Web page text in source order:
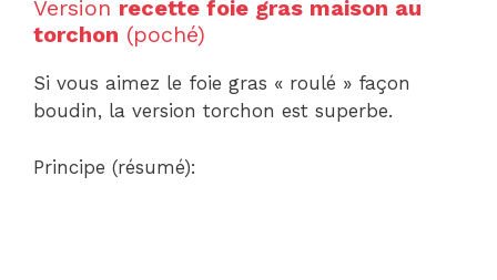
Version recette foie gras maison au
torchon (poché)
Si vous aimez le foie gras « roulé » façon
boudin, la version torchon est superbe.
Principe (résumé):